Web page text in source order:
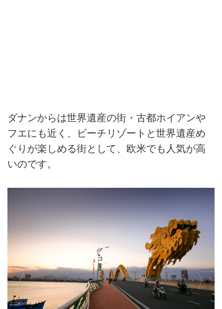
ダナンからは世界遺産の街・古都ホイアンや
フエにも近く、ビーチリゾートと世界遺産め
ぐりが楽しめる街として、欧米でも人気が高
いのです。